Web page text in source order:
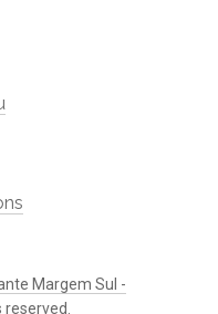
Margem Sul -
reserved.